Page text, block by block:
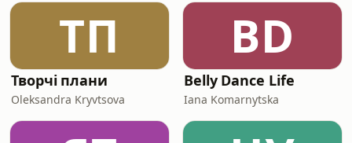
ТП
Творчі плани
Oleksandra Kryvtsova
BD
Belly Dance Life
Iana Komarnytska